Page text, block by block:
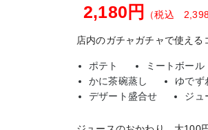
2,180円 （税込 2,398
店内のガチャガチャで使える
ポテト ミートボール
かに茶碗蒸し
ゆでず
デザート盛合せ
ジュ